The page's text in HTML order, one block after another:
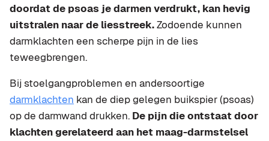
doordat de psoas je darmen verdrukt, kan hevig
uitstralen naar de liesstreek.Zodoende kunnen
darmklachten een scherpe pijn in de lies
teweegbrengen.
Bij stoelgangproblemen en andersoortige
darmklachten kan de diep gelegen buikspier (psoas)
op de darmwand drukken. De pijn die ontstaat door
klachten gerelateerd aan het maag-darmstelsel